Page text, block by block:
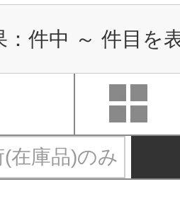
件中 ～ 件目を
在庫品)のみ